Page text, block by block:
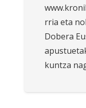
rria eta
Dobera
kuntza